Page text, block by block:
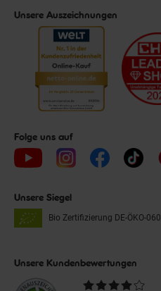
Unsere Auszeichnungen
Folge uns auf
Unsere Siegel
Bio Zertifizierung DE-ÖKO-060
Unsere Kundenbewertungen
Durchschnittliche